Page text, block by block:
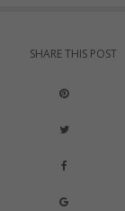
SHARE THIS POST